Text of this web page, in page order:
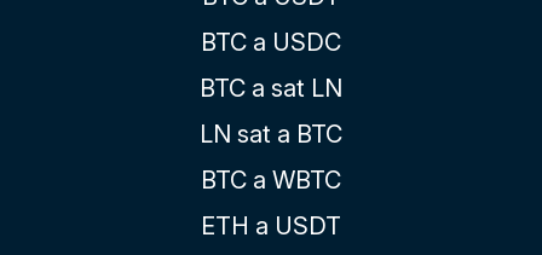
BTC a USDC
BTC a sat LN
LN sat a BTC
BTC a WBTC
ETH a USDT